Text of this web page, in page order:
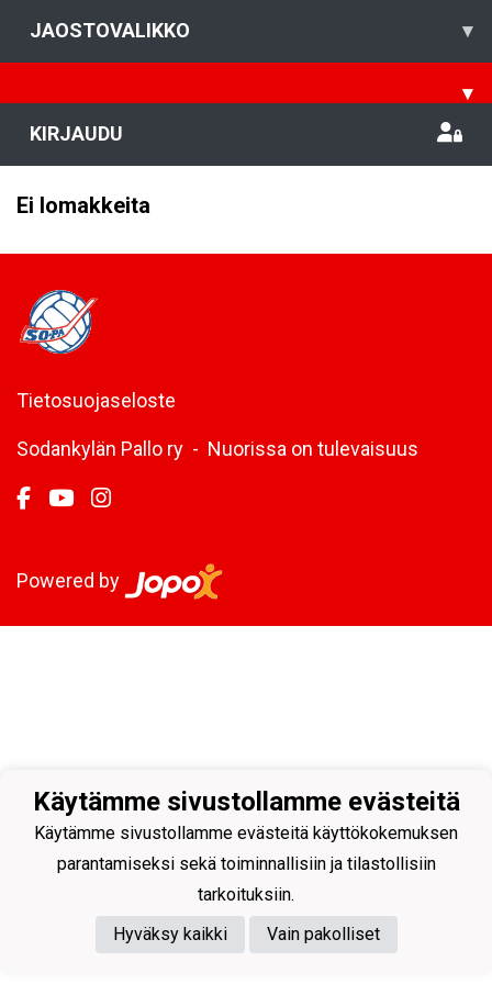
JAOSTOVALIKKO ▾
▾
KIRJAUDU
Ei lomakkeita
Tietosuojaseloste
Sodankylän Pallo ry - Nuorissa on tulevaisuus
Powered by
Käytämme sivustollamme evästeitä
Käytämme sivustollamme evästeitä käyttökokemuksen
parantamiseksi sekä toiminnallisiin ja tilastollisiin
tarkoituksiin.
Hyväksy kaikki
Vain pakolliset